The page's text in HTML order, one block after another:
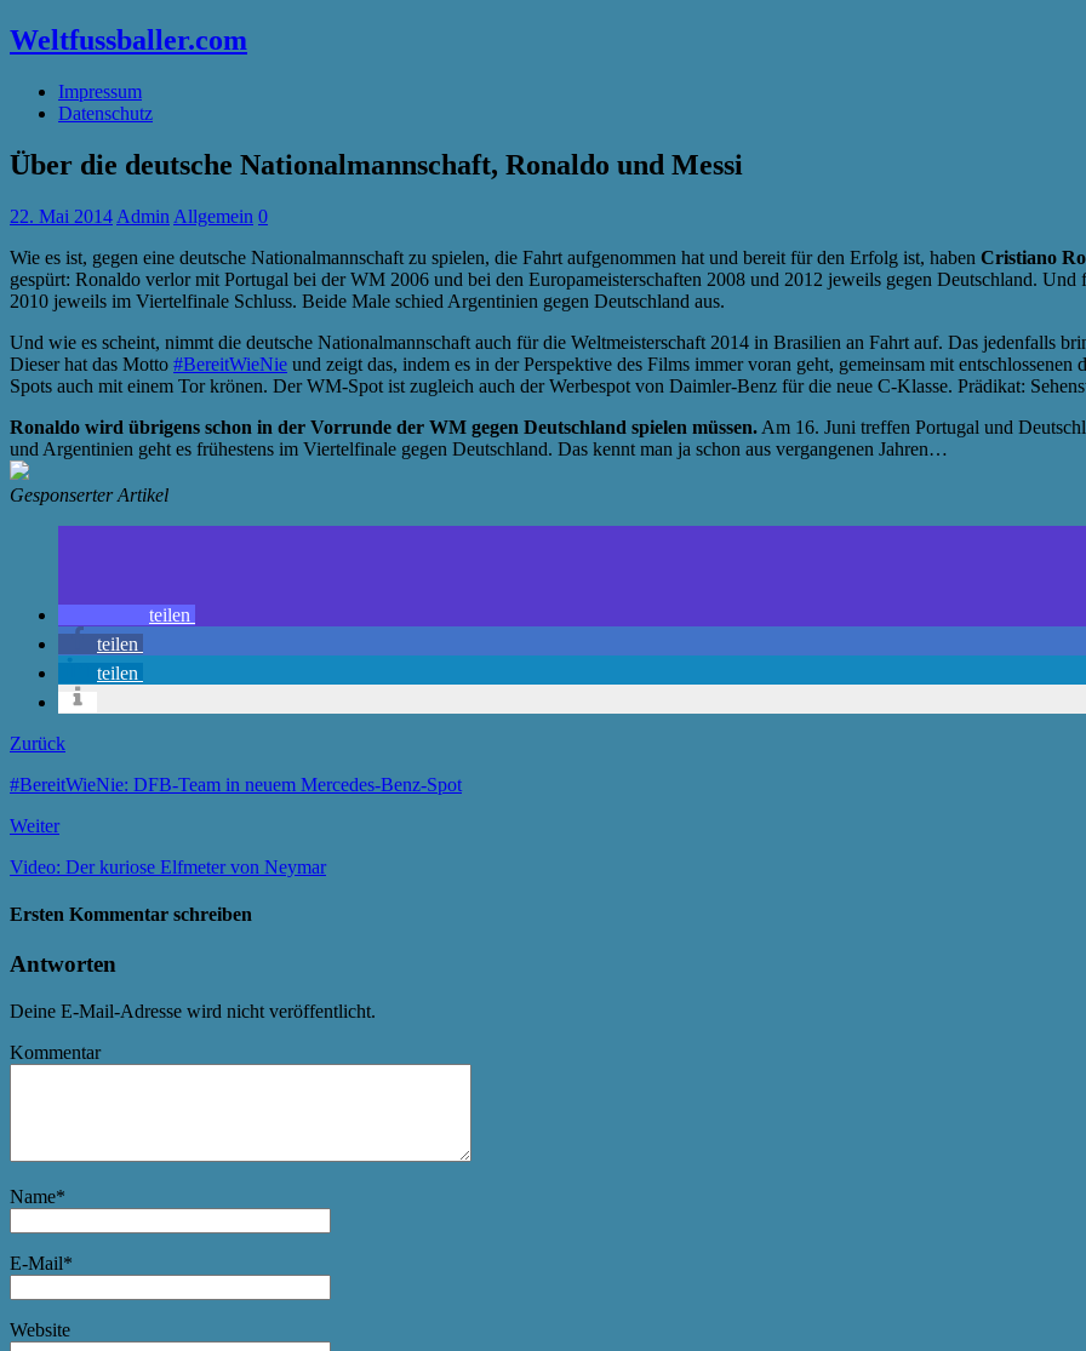
Weltfussballer.com
Impressum
Datenschutz
Über die deutsche Nationalmannschaft, Ronaldo und Messi
22. Mai 2014 Admin Allgemein 0
Wie es ist, gegen eine deutsche Nationalmannschaft zu spielen, die Fahrt aufgenommen hat und bereit für den Erfolg ist, haben Cristiano
gespürt: Ronaldo verlor mit Portugal bei der WM 2006 und bei den Europameisterschaften 2008 und 2012 jeweils gegen Deutschland.
2010 jeweils im Viertelfinale Schluss. Beide Male schied Argentinien gegen Deutschland aus.
Und wie es scheint, nimmt die deutsche Nationalmannschaft auch für die Weltmeisterschaft 2014 in Brasilien an Fahrt auf. Das jedenfalls
Dieser hat das Motto #BereitWieNie und zeigt das, indem es in der Perspektive des Films immer voran geht, gemeinsam mit
Spots auch mit einem Tor krönen. Der WM-Spot ist zugleich auch der Werbespot von Daimler-Benz für die neue C-Klasse. Prädikat:
Ronaldo wird übrigens schon in der Vorrunde der WM gegen Deutschland spielen müssen. Am 16. Juni treffen Portugal und
und Argentinien geht es frühestens im Viertelfinale gegen Deutschland. Das kennt man ja schon aus vergangenen Jahren…
Gesponserter Artikel
teilen
teilen
teilen
Zurück
#BereitWieNie: DFB-Team in neuem Mercedes-Benz-Spot
Weiter
Video: Der kuriose Elfmeter von Neymar
Ersten Kommentar schreiben
Antworten
Deine E-Mail-Adresse wird nicht veröffentlicht.
Kommentar
Name*
E-Mail*
Website